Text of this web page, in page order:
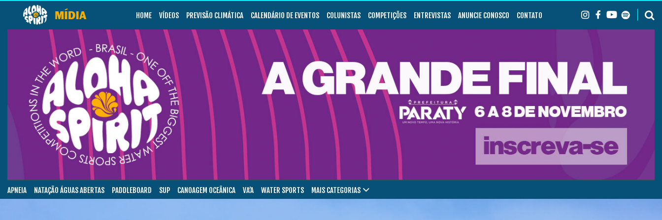
HOME VÍDEOS PREVISÃO CLIMÁTICA CALENDÁRIO DE EVENTOS COLUNISTAS COMPETIÇÕES ENTREVISTAS ANUNCIE CONOSCO CONTATO
APNEIA NATAÇÃO ÁGUAS ABERTAS PADDLEBOARD SUP CANOAGEM OCEÂNICA VA’A WATER SPORTS MAIS CATEGORIAS